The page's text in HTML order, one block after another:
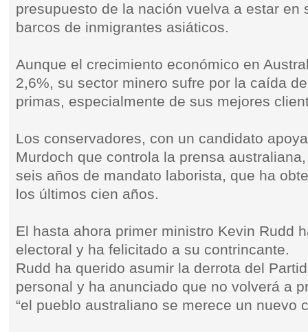
presupuesto de la nación vuelva a estar en
barcos de inmigrantes asiáticos.
Aunque el crecimiento económico en
2,6%, su sector minero sufre por la caída
primas, especialmente de sus mejores
Los conservadores, con un candidato
Murdoch que controla la prensa
seis años de mandato laborista, que ha
los últimos cien años.
El hasta ahora primer ministro Kevin Rudd
electoral y ha felicitado a su contrincante.
Rudd ha querido asumir la derrota del
personal y ha anunciado que no volverá a
“el pueblo australiano se merece un nuevo